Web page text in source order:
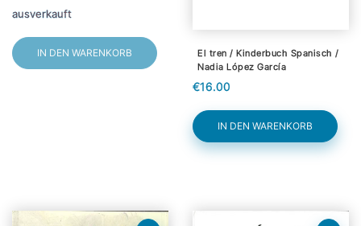
ausverkauft
IN DEN WARENKORB
El tren / Kinderbuch Spanisch /
Nadia López García
€16.00
IN DEN WARENKORB